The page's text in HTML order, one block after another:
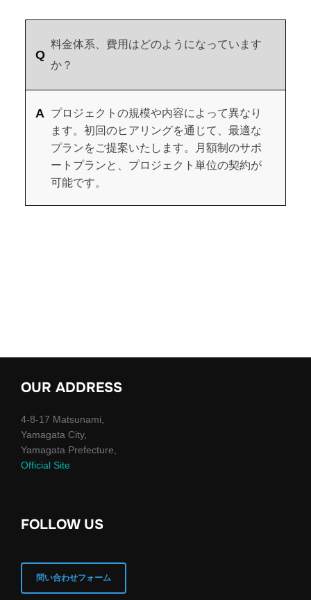
料金体系、費用はどのようになっています
か？
プロジェクトの規模や内容によって異なり
ます。初回のヒアリングを通じて、最適な
プランをご提案いたします。月額制のサポ
ートプランと、プロジェクト単位の契約が
可能です。
OUR ADDRESS
4-8-17 Matsunami,
Yamagata City,
Yamagata Prefecture,
Official Site
FOLLOW US
問い合わせフォーム